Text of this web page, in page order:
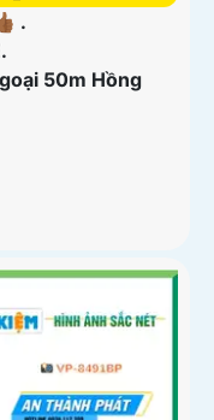
.
50m Hồng